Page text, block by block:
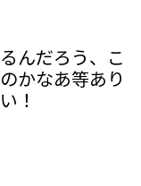
んだろう、こ
かなあ等あり
！